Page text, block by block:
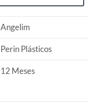
Angelim
Perin Plásticos
12 Meses